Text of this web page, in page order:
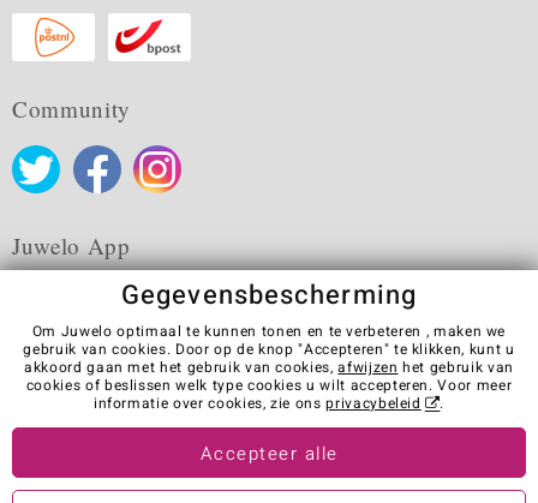
Community
Juwelo App
Algemene verkoopvoorwaarden Privacybeleid
Cookies
Colofon
Contact
Contract herroepen
Visit our stores in other countries:
Gegevensbescherming
Om Juwelo optimaal te kunnen tonen en te verbeteren , maken we
gebruik van cookies. Door op de knop "Accepteren" te klikken, kunt u
akkoord gaan met het gebruik van cookies,afwijzen het gebruik van
cookies of beslissen welk type cookies u wilt accepteren. Voor meer
informatie over cookies, zie onsprivacybeleid .
Accepteer alle